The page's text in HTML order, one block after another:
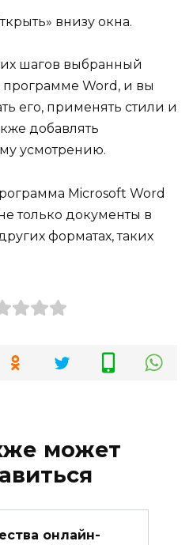
внизу окна.
шагов выбранный
программе Word, и вы
его, применять стили и
добавлять
усмотрению.
Microsoft Word
только документы в
форматах, таких
может
онлайн-